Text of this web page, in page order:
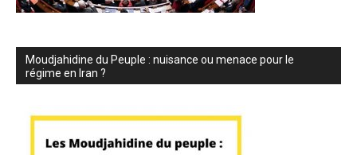
Moudjahidine du Peuple : nuisance ou menace pour le
régime en Iran ?